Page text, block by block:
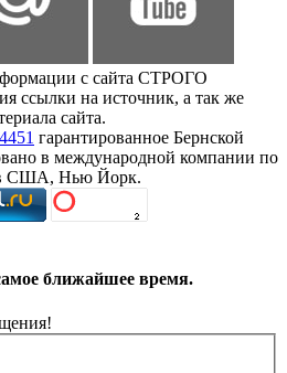
с сайта СТРОГО
ссылки на источник, а так же
сайта.
гарантированное Бернской
в международной компании по
в США, Нью Йорк.
ближайшее время.